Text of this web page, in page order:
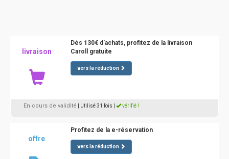
livraison
Dès 130€ d'achats, profitez de la livraison
Caroll gratuite
vers la réduction
En cours de validité | Utilisé 31 fois vérifié !
offre
Profitez de la e-réservation
vers la réduction